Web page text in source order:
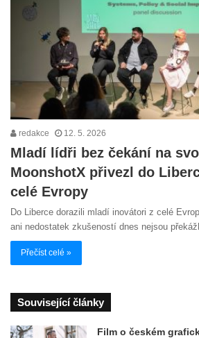
redakce 12. 5. 2026
Mladí lídři bez čekání na
MoonshotX přivezl do
celé Evropy
Do Liberce dorazili mladí inovátori z celé
ani nedostatek zkušeností dnes nejsou
Přečíst celé »
Související články
Film o českém